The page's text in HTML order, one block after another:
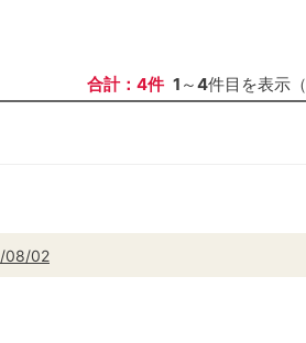
合計：4件 1 ～4件目を表示（
08/02